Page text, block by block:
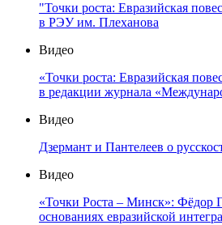
"Точки роста: Евразийская
в РЭУ им. Плеханова
Видео
«Точки роста: Евразийская
в редакции журнала
Видео
Дзермант и Пантелеев о
Видео
«Точки Роста – Минск»: Фёдор
основаниях евразийской